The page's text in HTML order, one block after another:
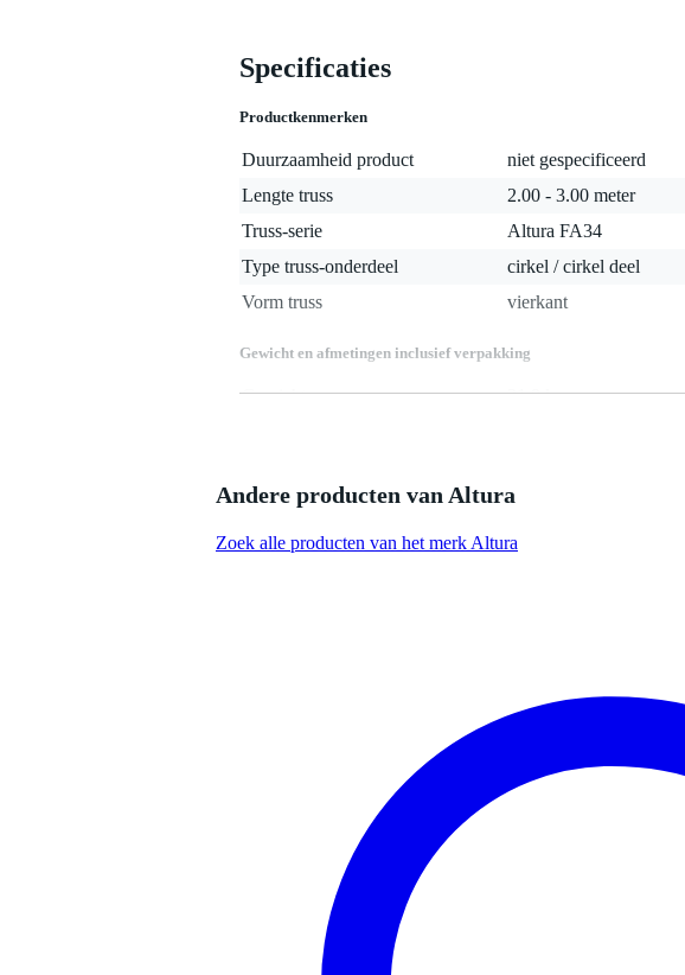
Specificaties
Productkenmerken
Duurzaamheid product
niet gespecificeerd
Lengte truss
2.00 - 3.00 meter
Truss-serie
Altura FA34
Type truss-onderdeel
cirkel / cirkel deel
Vorm truss
vierkant
Gewicht en afmetingen inclusief verpakking
Gewicht(incl. verpakking)
21,9 kg
gefabriceerd door een fabrikant met meer dan 20 jaar
Andere producten van Altura
Zoek alle producten van het merk Altura